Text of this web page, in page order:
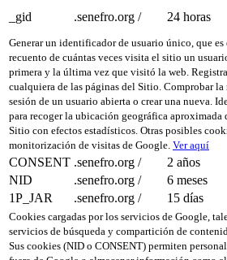
_gid
.senefro.org / 24 horas
Generar un identificador de usuario único, que
recuento de cuántas veces visita el sitio un
primera y la última vez que visitó la web.
cualquiera de las páginas del Sitio. Comprobar la
sesión de un usuario abierta o crear una nueva.
para recoger la ubicación geográfica aproximada
Sitio con efectos estadísticos. Otras posibles
monitorización de visitas de Google. Ver aquí
CONSENT .senefro.org /
2 años
NID
.senefro.org /
6 meses
1P_JAR
.senefro.org / 15 días
Cookies cargadas por los servicios de Google,
servicios de búsqueda y compartición de
Sus cookies (NID o CONSENT) permiten